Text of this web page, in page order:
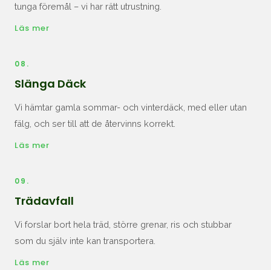
tunga föremål – vi har rätt utrustning.
Läs mer
08.
Slänga Däck
Vi hämtar gamla sommar- och vinterdäck, med eller utan
fälg, och ser till att de återvinns korrekt.
Läs mer
09.
Trädavfall
Vi forslar bort hela träd, större grenar, ris och stubbar
som du själv inte kan transportera.
Läs mer